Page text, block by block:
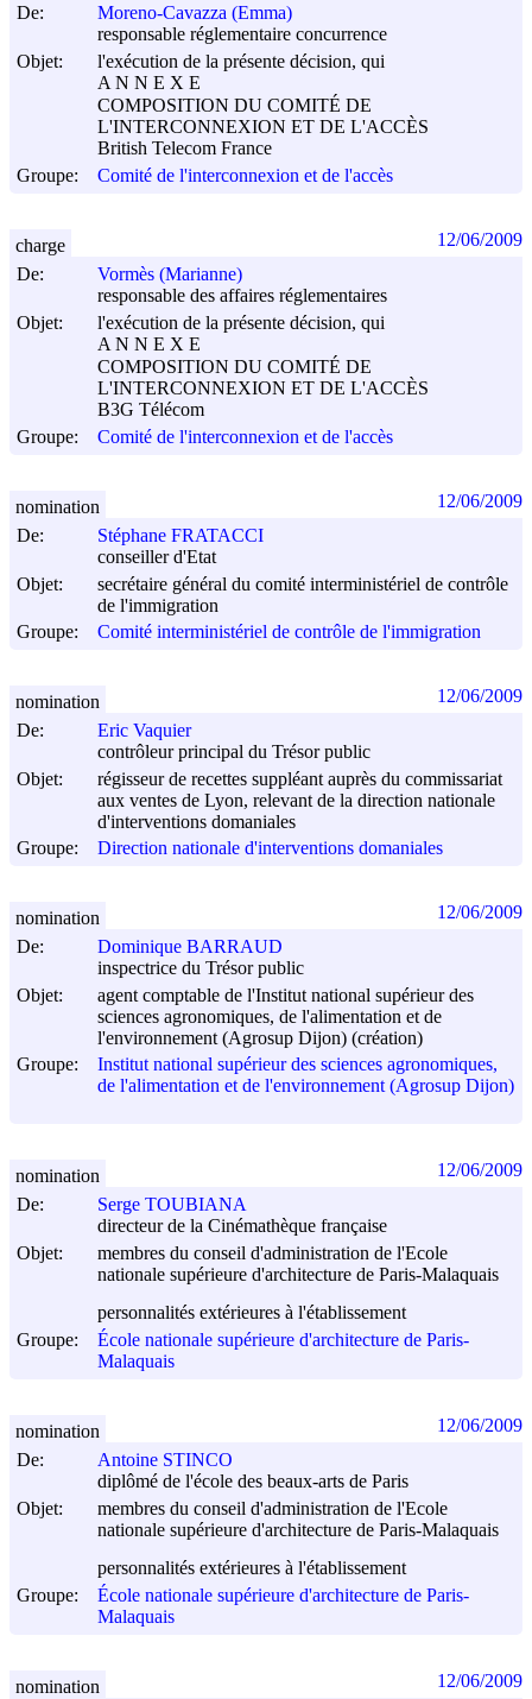
De:
Moreno-Cavazza (Emma)
responsable réglementaire concurrence
Objet:
l'exécution de la présente décision, qui
A N N E X E
COMPOSITION DU COMITÉ DE
L'INTERCONNEXION ET DE L'ACCÈS
British Telecom France
Groupe:
Comité de l'interconnexion et de l'accès
De:
Vormès (Marianne)
responsable des affaires réglementaires
Objet:
l'exécution de la présente décision, qui
A N N E X E
COMPOSITION DU COMITÉ DE
L'INTERCONNEXION ET DE L'ACCÈS
B3G Télécom
Groupe:
Comité de l'interconnexion et de l'accès
charge 12/06/2009
De:
Stéphane FRATACCI
conseiller d'Etat
Objet:
secrétaire général du comité interministériel de contrôle
de l'immigration
Groupe:
Comité interministériel de contrôle de l'immigration
nomination 12/06/2009
De:
Eric Vaquier
contrôleur principal du Trésor public
Objet:
régisseur de recettes suppléant auprès du commissariat
aux ventes de Lyon, relevant de la direction nationale
d'interventions domaniales
Groupe:
Direction nationale d'interventions domaniales
nomination 12/06/2009
De:
Dominique BARRAUD
inspectrice du Trésor public
Objet:
agent comptable de l'Institut national supérieur des
sciences agronomiques, de l'alimentation et de
l'environnement (Agrosup Dijon) (création)
Groupe:
Institut national supérieur des sciences agronomiques,
de l'alimentation et de l'environnement (Agrosup Dijon)
nomination 12/06/2009
De:
Serge TOUBIANA
directeur de la Cinémathèque française
Objet:
membres du conseil d'administration de l'Ecole
nationale supérieure d'architecture de Paris-Malaquais
personnalités extérieures à l'établissement
Groupe:
École nationale supérieure d'architecture de Paris-
Malaquais
nomination 12/06/2009
De:
Antoine STINCO
diplômé de l'école des beaux-arts de Paris
Objet:
membres du conseil d'administration de l'Ecole
nationale supérieure d'architecture de Paris-Malaquais
personnalités extérieures à l'établissement
Groupe:
École nationale supérieure d'architecture de Paris-
Malaquais
nomination 12/06/2009
nomination 12/06/2009